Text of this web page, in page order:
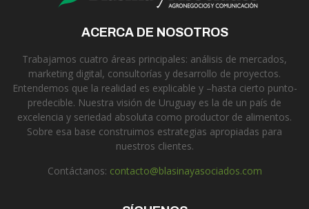
ACERCA DE NOSOTROS
Trabajamos cuatro áreas principales: análisis de mercados,
marketing digital, consultorías y desarrollo de proyectos.
Entendemos que la realidad es explicable y –hasta cierto punto-
predecible. Nuestra visión de Uruguay es la de un país de
excelencia y seriedad absoluta como productor de alimentos.
Sobre esa base construimos estrategias apropiadas para
nuestros clientes.
Contáctanos: contacto@blasinayasociados.com